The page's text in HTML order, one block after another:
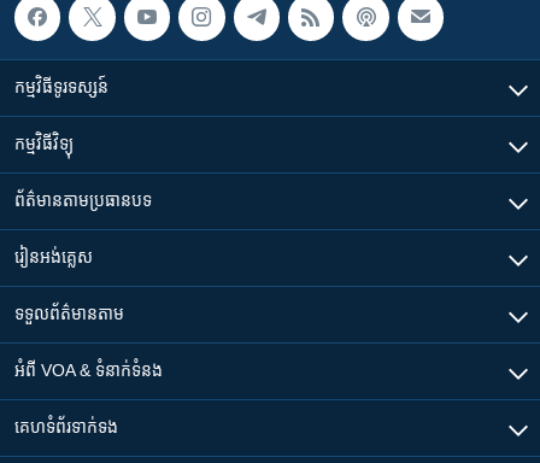
កម្មវិធី​ទូរទស្សន៍
កម្មវិធី​វិទ្យុ
ព័ត៌មាន​តាមប្រធានបទ​
រៀន​​អង់គ្លេស
ទទួល​ព័ត៌មាន​តាម
អំពី​ VOA & ទំនាក់ទំនង
គេហទំព័រ​​ទាក់ទង